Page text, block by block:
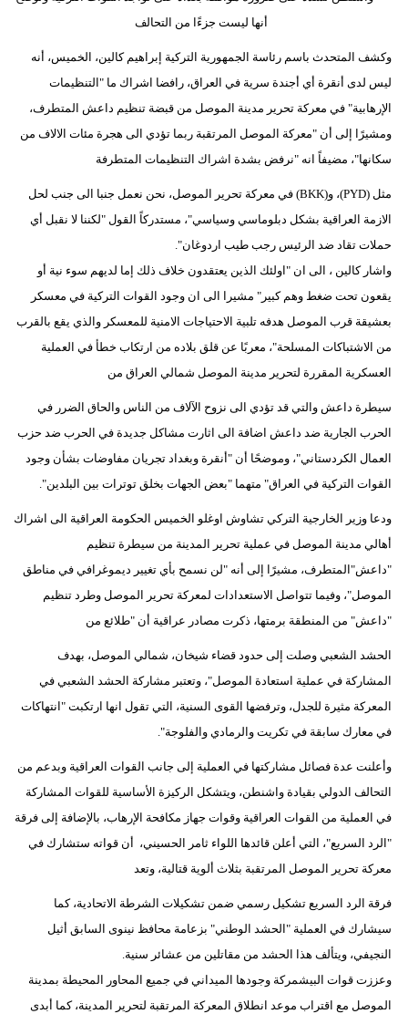
سيارات
وكشف المتحدث باسم رئاسة الجمهورية التركية إبراهيم كالين، الخميس، أنه
ليس لدى أنقرة أي أجندة سرية في العراق، رافضا اشراك ما "التنظيمات
الإرهابية" في معركة تحرير مدينة الموصل من قبضة تنظيم داعش المتطرف،
ومشيرًا إلى أن "معركة الموصل المرتقبة ربما تؤدي الى هجرة مئات الالاف من
سكانها"، مضيفاً انه "نرفض بشدة اشراك التنظيمات المتطرفة
مثل (PYD)، و(BKK) في معركة تحرير الموصل، نحن نعمل جنبا الى جنب لحل
الازمة العراقية بشكل دبلوماسي وسياسي"، مستدركاً القول "لكننا لا نقبل أي
حملات تقاد ضد الرئيس رجب طيب اردوغان".
واشار كالين ، الى ان "اولئك الذين يعتقدون خلاف ذلك إما لديهم سوء نية أو
يقعون تحت ضغط وهم كبير" مشيرا الى ان وجود القوات التركية في معسكر
بعشيقة قرب الموصل هدفه تلبية الاحتياجات الامنية للمعسكر والذي يقع بالقرب
من الاشتباكات المسلحة"، معربًا عن قلق بلاده من ارتكاب خطأ في العملية
العسكرية المقررة لتحرير مدينة الموصل شمالي العراق من
سيطرة داعش والتي قد تؤدي الى نزوح الآلاف من الناس والحاق الضرر في
الحرب الجارية ضد داعش اضافة الى اثارت مشاكل جديدة في الحرب ضد حزب
العمال الكردستاني"، وموضحًا أن "أنقرة وبغداد تجريان مفاوضات بشأن وجود
القوات التركية في العراق" متهما "بعض الجهات بخلق توترات بين البلدين".
ودعا وزير الخارجية التركي تشاوش اوغلو الخميس الحكومة العراقية الى اشراك
أهالي مدينة الموصل في عملية تحرير المدينة من سيطرة تنظيم
"داعش"المتطرف، مشيرًا إلى أنه "لن نسمح بأي تغيير ديموغرافي في مناطق
الموصل"، وفيما تتواصل الاستعدادات لمعركة تحرير الموصل وطرد تنظيم
"داعش" من المنطقة برمتها، ذكرت مصادر عراقية أن "طلائع من
الحشد الشعبي وصلت إلى حدود قضاء شيخان، شمالي الموصل، بهدف
المشاركة في عملية استعادة الموصل"، وتعتبر مشاركة الحشد الشعبي في
المعركة مثيرة للجدل، وترفضها القوى السنية، التي تقول انها ارتكبت "انتهاكات
في معارك سابقة في تكريت والرمادي والفلوجة".
وأعلنت عدة فصائل مشاركتها في العملية إلى جانب القوات العراقية وبدعم من
التحالف الدولي بقيادة واشنطن، ويتشكل الركيزة الأساسية للقوات المشاركة
في العملية من القوات العراقية وقوات جهاز مكافحة الإرهاب، بالإضافة إلى فرقة
"الرد السريع"، التي أعلن قائدها اللواء ثامر الحسيني، أن قواته ستشارك في
معركة تحرير الموصل المرتقبة بثلاث ألوية قتالية، وتعد
فرقة الرد السريع تشكيل رسمي ضمن تشكيلات الشرطة الاتحادية، كما
سيشارك في العملية "الحشد الوطني" بزعامة محافظ نينوى السابق أثيل
النجيفي، ويتألف هذا الحشد من مقاتلين من عشائر سنية.
وعززت قوات البيشمركة وجودها الميداني في جميع المحاور المحيطة بمدينة
الموصل مع اقتراب موعد انطلاق المعركة المرتقبة لتحرير المدينة، كما أبدى